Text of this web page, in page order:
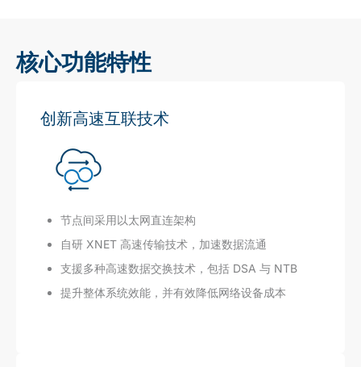
核心功能特性
创新高速互联技术
节点间采用以太网直连架构
自研 XNET 高速传输技术，加速数据流通
支援多种高速数据交换技术，包括 DSA 与 NTB
提升整体系统效能，并有效降低网络设备成本